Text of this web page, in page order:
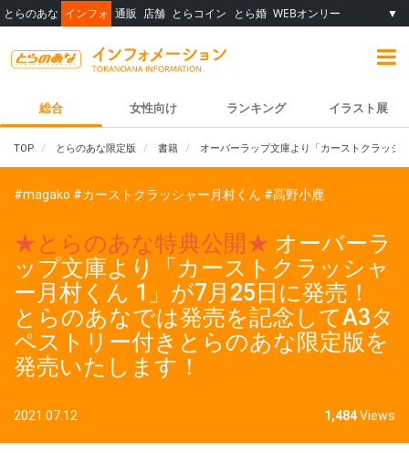
とらのあな インフォ 通販 店舗 とらコイン とら婚 WEBオンリー ▼
総合 女性向け ランキング イラスト展
TOP とらのあな限定版 書籍 オーバーラップ文庫より「カーストクラッシ
#magako #カーストクラッシャー月村くん #高野小鹿
★とらのあな特典公開★ オーバーラ
ップ文庫より「カーストクラッシャ
ー月村くん 1」が7月25日に発売！
とらのあなでは発売を記念してA3タ
ペストリー付きとらのあな限定版を
発売いたします！
2021.07.12 1,484Views